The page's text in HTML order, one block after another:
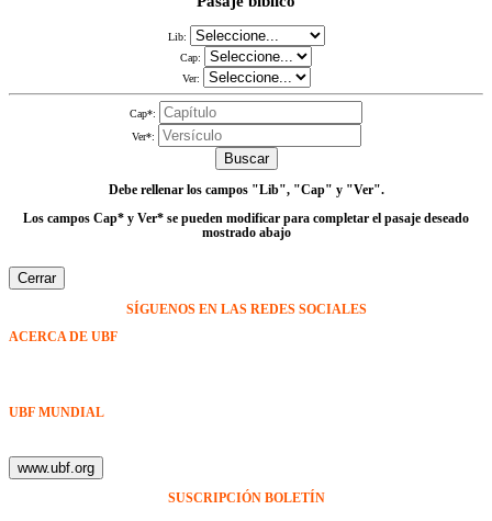
Lib:
Cap:
Ver:
Cap*:
Ver*:
Buscar
Debe rellenar los campos "Lib", "Cap" y "Ver".
Los campos Cap* y Ver* se pueden modificar para completar el pasaje deseado
mostrado abajo
Cerrar
SÍGUENOS EN LAS REDES SOCIALES
ACERCA DE UBF
UBF MUNDIAL
www.ubf.org
SUSCRIPCIÓN BOLETÍN